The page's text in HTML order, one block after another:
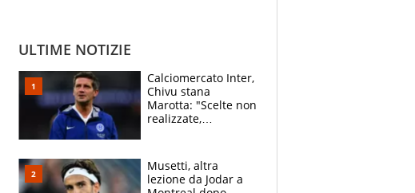
ULTIME NOTIZIE
Calciomercato Inter,
Chivu stana
Marotta: "Scelte non
realizzate,
squadra"
Musetti, altra
lezione da Jodar a